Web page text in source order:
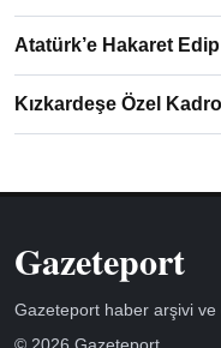
Atatürk’e Hakaret Edip
Kızkardeşe Özel Kadro
Gazeteport
Gazeteport haber arşivi ve